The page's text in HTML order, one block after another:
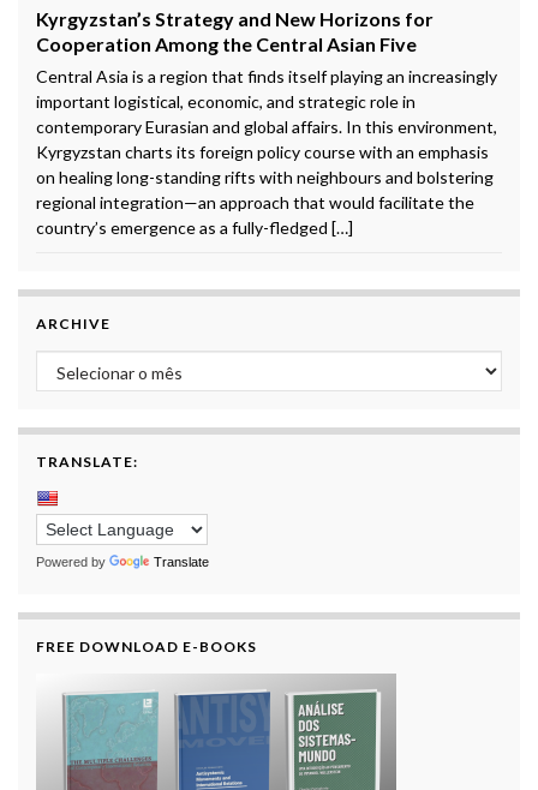
Kyrgyzstan’s Strategy and New Horizons for
Cooperation Among the Central Asian Five
Central Asia is a region that finds itself playing an increasingly
important logistical, economic, and strategic role in
contemporary Eurasian and global affairs. In this environment,
Kyrgyzstan charts its foreign policy course with an emphasis
on healing long-standing rifts with neighbours and bolstering
regional integration—an approach that would facilitate the
country’s emergence as a fully-fledged […]
ARCHIVE
Archive
TRANSLATE:
Powered by Translate
FREE DOWNLOAD E-BOOKS